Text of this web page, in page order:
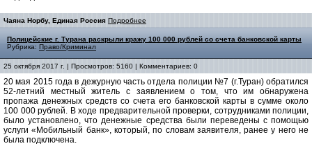
Чаяна Норбу, Единая Россия Подробнее
Полицейские г. Турана раскрыли кражу 100 000 рублей со счета банковской карты
Рубрика: Право/Криминал
25 октября 2017 г. | Просмотров: 5160 | Комментариев: 0
20 мая 2015 года в дежурную часть отдела полиции №7 (г.Туран) обратился
52-летний местный житель с заявлением о том, что им обнаружена
пропажа денежных средств со счета его банковской карты в сумме около
100 000 рублей. В ходе предварительной проверки, сотрудниками полиции,
было установлено, что денежные средства были переведены с помощью
услуги «Мобильный банк», который, по словам заявителя, ранее у него не
была подключена.